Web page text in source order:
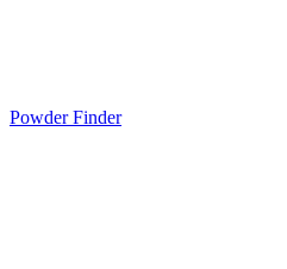
Powder Finder